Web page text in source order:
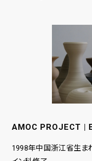
AMOC PROJECT |
1998年中国浙江省生ま